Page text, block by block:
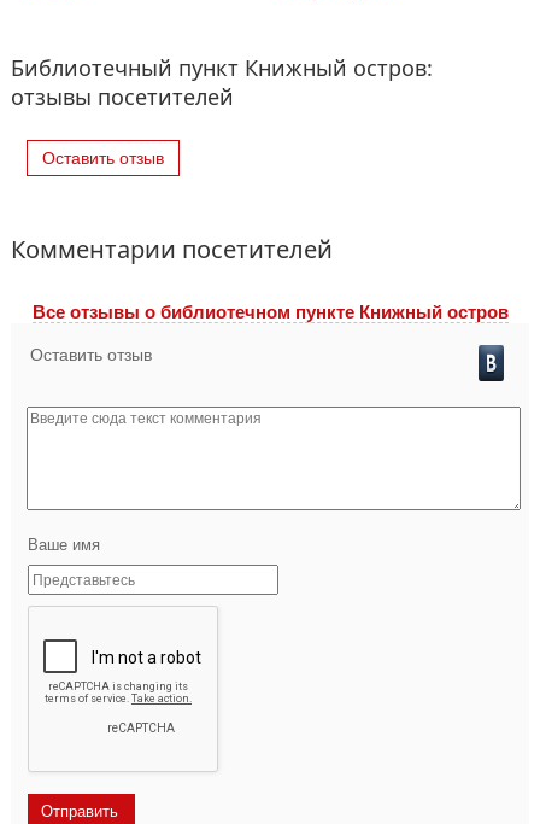
Библиотечный пункт Книжный остров:
отзывы посетителей
Оставить отзыв
Комментарии посетителей
Все отзывы o библиотечном пункте Книжный остров
Оставить отзыв
Ваше имя